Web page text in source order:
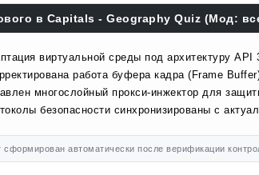
в Capitals - Geography Quiz (Мод:
виртуальной среды под архитектуру
работа буфера кадра (Frame
многослойный прокси-инжектор для
безопасности синхронизированы с
автоматически после верификации